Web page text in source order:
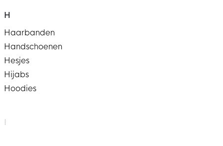
H
Haarbanden
Handschoenen
Hesjes
Hijabs
Hoodies
I